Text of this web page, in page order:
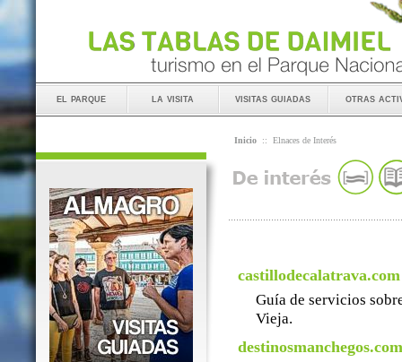
el parque la visita visitas guiadas otras
Inicio :: Elnaces de Interés
castillodecalatrava.com
Guía de servicios
Vieja.
destinosmanchegos.com